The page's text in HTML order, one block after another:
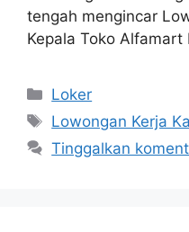
tengah mengincar
Kepala Toko Alfamart
Kategori
Loker
Tag
Lowongan Kerja
Tinggalkan